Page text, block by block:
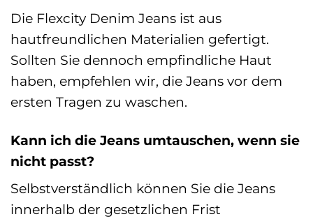
Die Flexcity Denim Jeans ist aus
hautfreundlichen Materialien gefertigt.
Sollten Sie dennoch empfindliche Haut
haben, empfehlen wir, die Jeans vor dem
ersten Tragen zu waschen.
Kann ich die Jeans umtauschen, wenn sie
nicht passt?
Selbstverständlich können Sie die Jeans
innerhalb der gesetzlichen Frist